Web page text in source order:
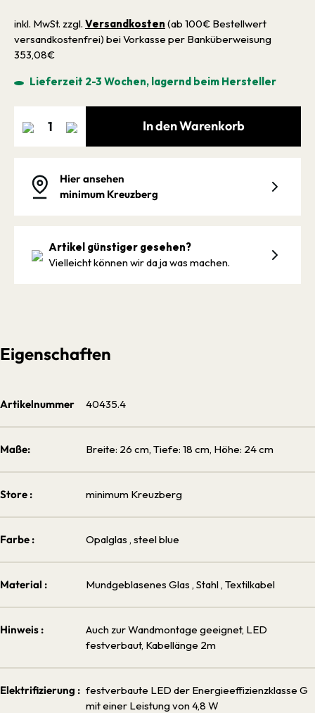
inkl. MwSt. zzgl. Versandkosten (ab 100€ Bestellwert
versandkostenfrei) bei Vorkasse per Banküberweisung
353,08€
Lieferzeit 2-3 Wochen, lagernd beim Hersteller
In den Warenkorb
Hier ansehen
minimum Kreuzberg
Artikel günstiger gesehen?
Vielleicht können wir da ja was machen.
Eigenschaften
Artikelnummer 40435.4
Maße: Breite: 26 cm, Tiefe: 18 cm, Höhe: 24 cm
Store : minimum Kreuzberg
Farbe : Opalglas , steel blue
Material : Mundgeblasenes Glas , Stahl , Textilkabel
Hinweis :
Auch zur Wandmontage geeignet, LED
festverbaut, Kabellänge 2m
Elektrifizierung : festverbaute LED der Energieeffizienzklasse G
mit einer Leistung von 4,8 W